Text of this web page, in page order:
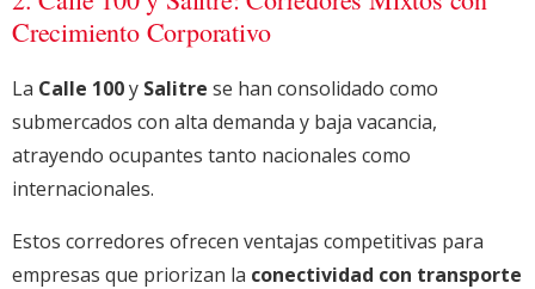
Crecimiento Corporativo
La Calle 100y Salitre se han consolidado como
submercados con alta demanda y baja vacancia,
atrayendo ocupantes tanto nacionales como
internacionales.
Estos corredores ofrecen ventajas competitivas para
empresas que priorizan la conectividad con transporte